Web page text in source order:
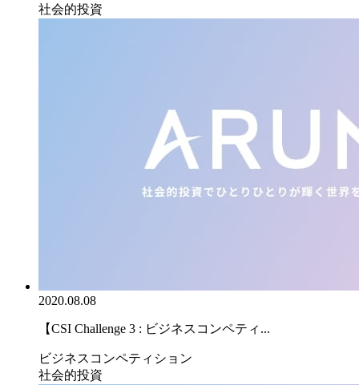
社会的投資
2020.08.08
【CSI Challenge 3 : ビジネスコンペティ...
ビジネスコンペティション
社会的投資